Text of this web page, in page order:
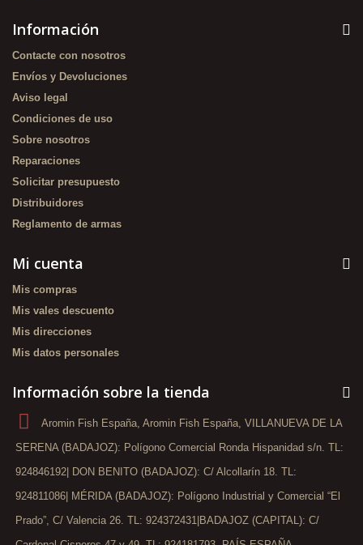
Información
Contacte con nosotros
Envíos y Devoluciones
Aviso legal
Condiciones de uso
Sobre nosotros
Reparaciones
Solicitar presupuesto
Distribuidores
Reglamento de armas
Mi cuenta
Mis compras
Mis vales descuento
Mis direcciones
Mis datos personales
Información sobre la tienda
Aromin Fish España, Aromin Fish España, VILLANUEVA DE LA
SERENA (BADAJOZ): Polígono Comercial Ronda Hispanidad s/n. TL:
924846192| DON BENITO (BADAJOZ): C/ Alcollarín 18. TL:
924811086| MÉRIDA (BADAJOZ): Polígono Industrial y Comercial “El
Prado”, C/ Valencia 26. TL: 924372431|BADAJOZ (CAPITAL): C/